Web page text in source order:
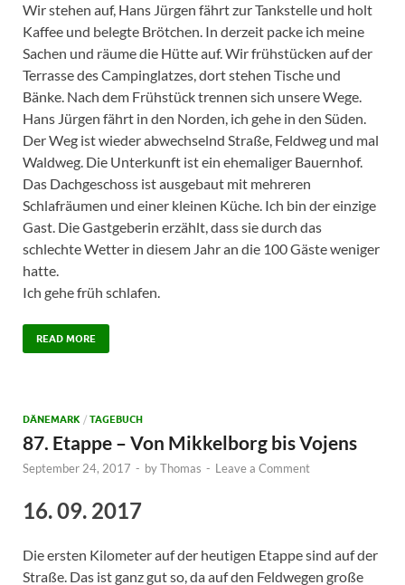
Wir stehen auf, Hans Jürgen fährt zur Tankstelle und holt
Kaffee und belegte Brötchen. In derzeit packe ich meine
Sachen und räume die Hütte auf. Wir frühstücken auf der
Terrasse des Campinglatzes, dort stehen Tische und
Bänke. Nach dem Frühstück trennen sich unsere Wege.
Hans Jürgen fährt in den Norden, ich gehe in den Süden.
Der Weg ist wieder abwechselnd Straße, Feldweg und mal
Waldweg. Die Unterkunft ist ein ehemaliger Bauernhof.
Das Dachgeschoss ist ausgebaut mit mehreren
Schlafräumen und einer kleinen Küche. Ich bin der einzige
Gast. Die Gastgeberin erzählt, dass sie durch das
schlechte Wetter in diesem Jahr an die 100 Gäste weniger
hatte.
Ich gehe früh schlafen.
READ MORE
DÄNEMARK / TAGEBUCH
87. Etappe – Von Mikkelborg bis Vojens
September 24, 2017 - byThomas - Leave a Comment
16. 09. 2017
Die ersten Kilometer auf der heutigen Etappe sind auf der
Straße. Das ist ganz gut so, da auf den Feldwegen große